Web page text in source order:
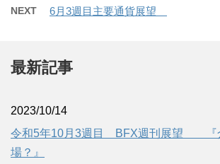
NEXT 6月3週目主要通貨展望
最新記事
2023/10/14
令和5年10月3週目 BFX週刊展望 『
場？』